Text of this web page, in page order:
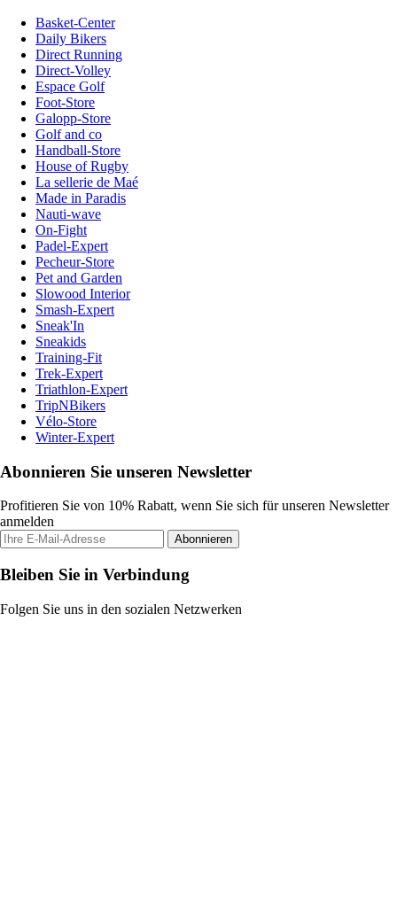
Basket-Center
Daily Bikers
Direct Running
Direct-Volley
Espace Golf
Foot-Store
Galopp-Store
Golf and co
Handball-Store
House of Rugby
La sellerie de Maé
Made in Paradis
Nauti-wave
On-Fight
Padel-Expert
Pecheur-Store
Pet and Garden
Slowood Interior
Smash-Expert
Sneak'In
Sneakids
Training-Fit
Trek-Expert
Triathlon-Expert
TripNBikers
Vélo-Store
Winter-Expert
Abonnieren Sie unseren Newsletter
Profitieren Sie von 10% Rabatt, wenn Sie sich für unseren Newsletter
anmelden
Abonnieren
Bleiben Sie in Verbindung
Folgen Sie uns in den sozialen Netzwerken